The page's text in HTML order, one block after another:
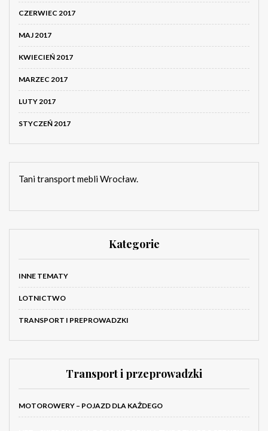
CZERWIEC 2017
MAJ 2017
KWIECIEŃ 2017
MARZEC 2017
LUTY 2017
STYCZEŃ 2017
Tani transport mebli Wrocław.
Kategorie
INNE TEMATY
LOTNICTWO
TRANSPORT I PREPROWADZKI
Transport i przeprowadzki
MOTOROWERY – POJAZD DLA KAŻDEGO